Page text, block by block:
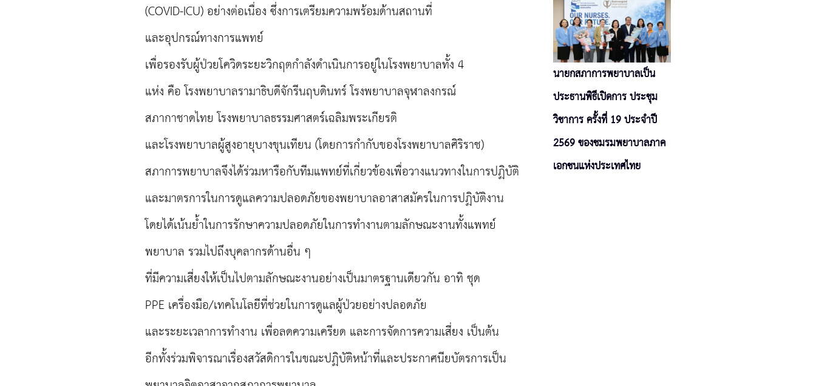
(COVID-ICU) อย่างต่อเนื่อง ซึ่งการเตรียมความพร้อมด้านสถานที่
และอุปกรณ์ทางการแพทย์
เพื่อรองรับผู้ป่วยโควิดระยะวิกฤตกำลังดำเนินการอยู่ในโรงพยาบาลทั้ง 4
แห่ง คือ โรงพยาบาลรามาธิบดีจักรีนฤบดินทร์ โรงพยาบาลจุฬาลงกรณ์
สภากาชาดไทย โรงพยาบาลธรรมศาสตร์เฉลิมพระเกียรติ
และโรงพยาบาลผู้สูงอายุบางขุนเทียน (โดยการกำกับของโรงพยาบาลศิริราช)
สภาการพยาบาลจึงได้ร่วมหารือกับทีมแพทย์ที่เกี่ยวข้องเพื่อวางแนวทางในการปฏิบัติ
และมาตรการในการดูแลความปลอดภัยของพยาบาลอาสาสมัครในการปฏิบัติงาน
โดยได้เน้นย้ำในการรักษาความปลอดภัยในการทำงานตามลักษณะงานทั้งแพทย์
พยาบาล รวมไปถึงบุคลากรด้านอื่น ๆ
ที่มีความเสี่ยงให้เป็นไปตามลักษณะงานอย่างเป็นมาตรฐานเดียวกัน อาทิ ชุด
PPE เครื่องมือ/เทคโนโลยีที่ช่วยในการดูแลผู้ป่วยอย่างปลอดภัย
และระยะเวลาการทำงาน เพื่อลดความเครียด และการจัดการความเสี่ยง เป็นต้น
อีกทั้งร่วมพิจารณาเรื่องสวัสดิการในขณะปฏิบัติหน้าที่และประกาศนียบัตรการเป็น
นายกสภาการพยาบาลเป็น
ประธานพิธีเปิดการ ประชุม
วิชาการ ครั้งที่ 19 ประจำปี
2569 ของชมรมพยาบาลภาค
เอกชนแห่งประเทศไทย